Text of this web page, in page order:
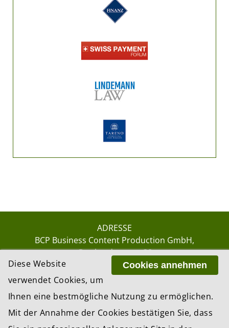
ADRESSE
BCP Business Content Production GmbH
Gotthardstrasse 38
8002 Zürich
GmbH, Zürich – Switzerland
Cookies annehmen
Diese Website
verwendet Cookies, um
Ihnen eine bestmögliche Nutzung zu ermöglichen.
Mit der Annahme der Cookies bestätigen Sie, dass